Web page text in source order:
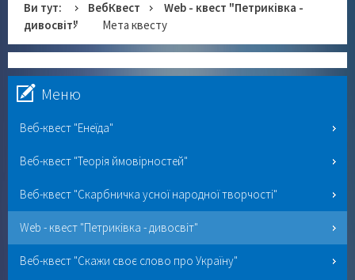
Ви тут: ВебКвест
Web - квест "Петриківка -
дивосвіт"
Мета квесту
Меню
Веб-квест "Енеїда"
Веб-квест "Теорія ймовірностей"
Веб-квест "Скарбничка усної народної творчості"
Web - квест "Петриківка - дивосвіт"
Веб-квест "Скажи своє слово про Україну"